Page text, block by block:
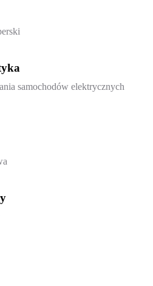
samochodów elektrycznych